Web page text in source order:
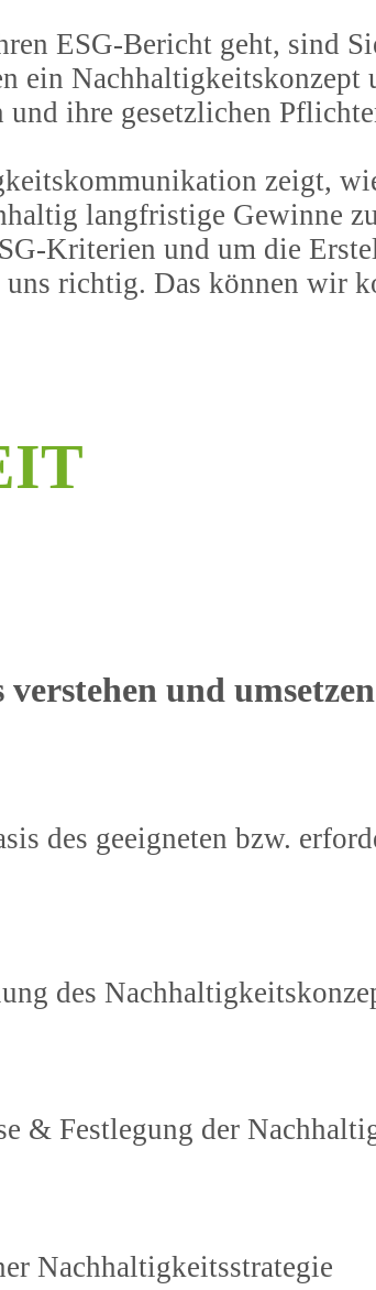
ESG-Bericht geht, sind
ein Nachhaltigkeitskonzept
ihre gesetzlichen
zeigt,
langfristige Gewinne
Kriterien und um die
richtig. Das können wir
IT
und umsetzen
des geeigneten bzw.
des
& Festlegung der
Nachhaltigkeitsstrategie